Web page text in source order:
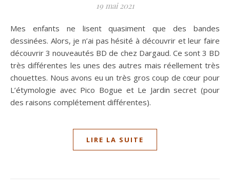
19 mai 2021
Mes enfants ne lisent quasiment que des bandes
dessinées. Alors, je n’ai pas hésité à découvrir et leur faire
découvrir 3 nouveautés BD de chez Dargaud. Ce sont 3 BD
très différentes les unes des autres mais réellement très
chouettes. Nous avons eu un très gros coup de cœur pour
L’étymologie avec Pico Bogue et Le Jardin secret (pour
des raisons complétement différentes).
LIRE LA SUITE